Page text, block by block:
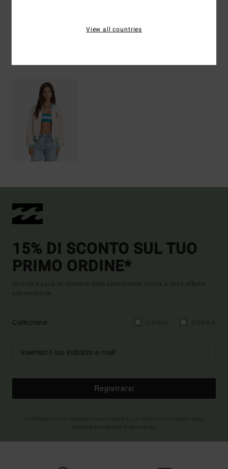
Visti di recente
15% DI SCONTO SUL TUO
PRIMO ORDINE*
Iscriviti e sarai al corrente delle ultimissime novità e delle offerte
più esclusive.
Collezione
Registrarsi
View all countries